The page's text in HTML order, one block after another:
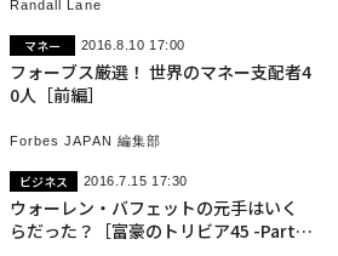
Randall Lane
マネー 2016.8.10 17:00
フォーブス厳選！ 世界のマネー支配者4
0人［前編］
Forbes JAPAN 編集部
ビジネス 2016.7.15 17:30
ウォーレン・バフェットの元手はいく
らだった？［富豪のトリビア45 -Part